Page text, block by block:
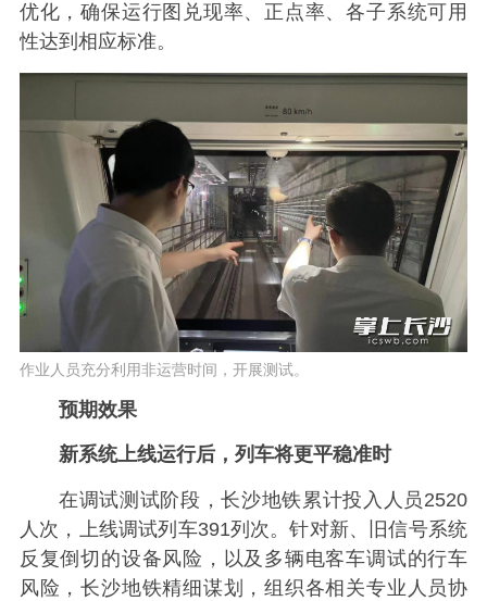
优化，确保运行图兑现率、正点率、各子系统可用
性达到相应标准。
作业人员充分利用非运营时间，开展测试。
预期效果
新系统上线运行后，列车将更平稳准时
在调试测试阶段，长沙地铁累计投入人员2520
人次，上线调试列车391列次。针对新、旧信号系统
反复倒切的设备风险，以及多辆电客车调试的行车
风险，长沙地铁精细谋划，组织各相关专业人员协